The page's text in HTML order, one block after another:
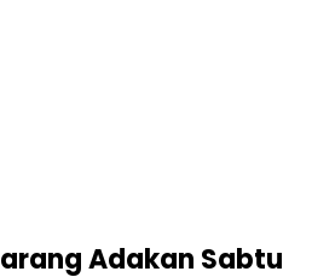
Adakan Sabtu